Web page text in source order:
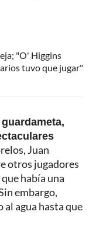
"O' Higgins
tuvo que jugar"
Juan
otros jugadores
había una
embargo,
al agua hasta que